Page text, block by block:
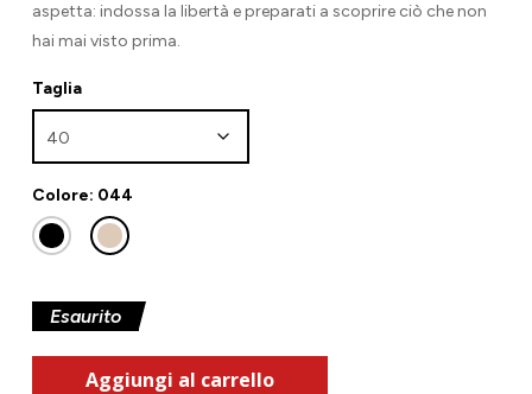
aspetta: indossa la libertà e preparati a scoprire ciò che non
hai mai visto prima.
Taglia
Colore: 044
Esaurito
Aggiungi al carrello